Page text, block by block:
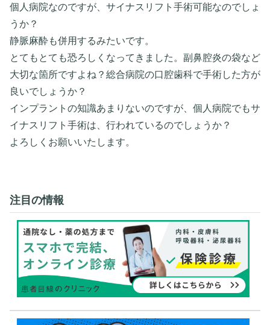
個人病院なのですが、サイナスリフト手術可能なのでしょ
うか？
静脈麻酔も併用するみたいです。
とてもとても恐ろしくなってきました。副鼻腔炎の袋など
大切な箇所ですよね？総合病院の口腔歯科で手術した方が
良いでしょうか？
インプラントの知識あまりないのですが、個人病院でもサ
イナスリフト手術は、行われているのでしょうか？
よろしくお願いいたします。
注目の情報